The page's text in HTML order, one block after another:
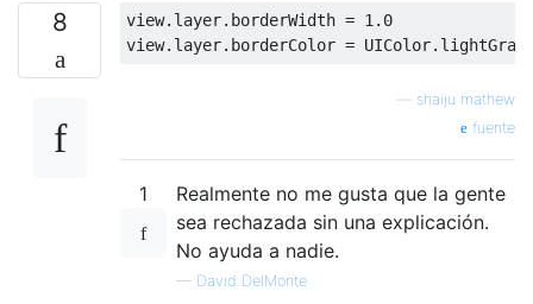
8 view. layer. borderWidth = 1.0
view. layer. borderColor = UIColor. lightGray
shaiju mathew
fuente
1
Realmente no me gusta que la gente
sea rechazada sin una explicación.
No ayuda a nadie.
— David DelMonte